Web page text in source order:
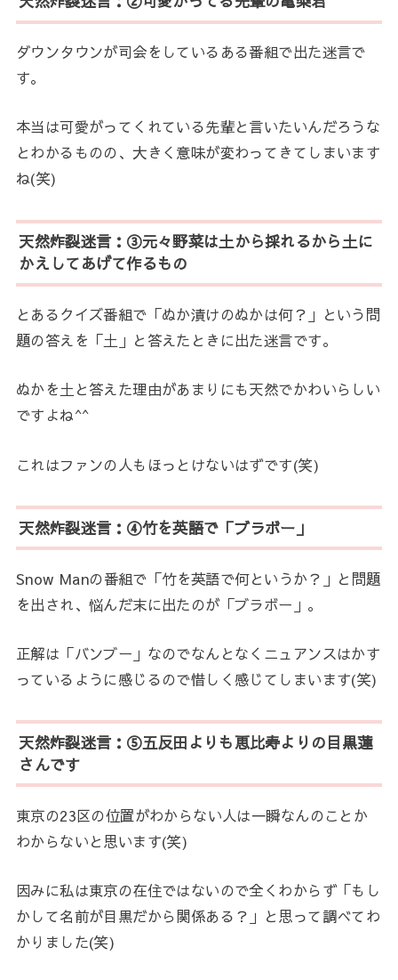
ダウンタウンが司会をしているある番組で出た迷言で
す。
本当は可愛がってくれている先輩と言いたいんだろうな
とわかるものの、大きく意味が変わってきてしまいます
ね(笑)
天然炸裂迷言：③元々野菜は土から採れるから土に
かえしてあげて作るもの
とあるクイズ番組で「ぬか漬けのぬかは何？」という問
題の答えを「土」と答えたときに出た迷言です。
ぬかを土と答えた理由があまりにも天然でかわいらしい
ですよね^^
これはファンの人もほっとけないはずです(笑)
天然炸裂迷言：④竹を英語で「ブラボー」
Snow Manの番組で「竹を英語で何というか？」と問題
を出され、悩んだ末に出たのが「ブラボー」。
正解は「バンブー」なのでなんとなくニュアンスはかす
っているように感じるので惜しく感じてしまいます(笑)
天然炸裂迷言：⑤五反田よりも恵比寿よりの目黒蓮
さんです
東京の23区の位置がわからない人は一瞬なんのことか
わからないと思います(笑)
因みに私は東京の在住ではないので全くわからず「もし
かして名前が目黒だから関係ある？」と思って調べてわ
かりました(笑)